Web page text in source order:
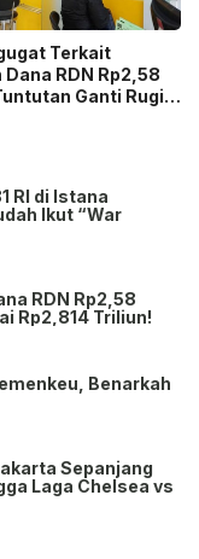
Terkait
Dana RDN Rp2,58
Ganti Rugi
RI di Istana
Ikut “War
RDN Rp2,58
Rp2,814 Triliun!
Benarkah
Sepanjang
Laga Chelsea vs